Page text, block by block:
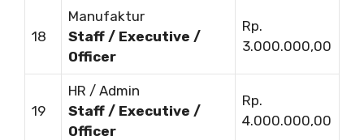
18
Manufaktur
Staff / Executive /
Officer
Rp.
3.000.000,00
19
HR / Admin
Staff / Executive /
Officer
Rp.
4.000.000,00